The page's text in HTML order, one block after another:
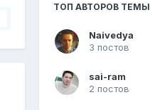
ТОП АВТОРОВ ТЕМЫ
Naivedya
3 постов
sai-ram
2 постов